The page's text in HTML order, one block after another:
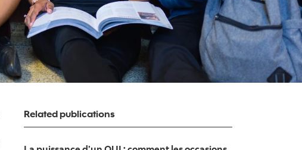
Related publications